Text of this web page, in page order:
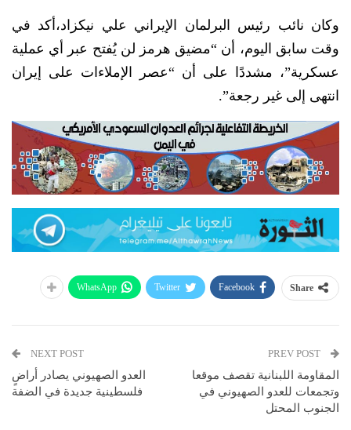
وكان نائب رئيس البرلمان الإيراني علي نيكزاد،أكد في
وقت سابق اليوم، أن “مضيق هرمز لن يُفتح عبر أي عملية
عسكرية”، مشددًا على أن “عصر الإملاءات على إيران
انتهى إلى غير رجعة”.
Share
Facebook
Twitter
WhatsApp
المقاومة اللبنانية تقصف موقعا
وتجمعات للعدو الصهيوني في
الجنوب المحتل
NEXT POST
العدو الصهيوني يصادر أراضٍ
فلسطينية جديدة في الضفة